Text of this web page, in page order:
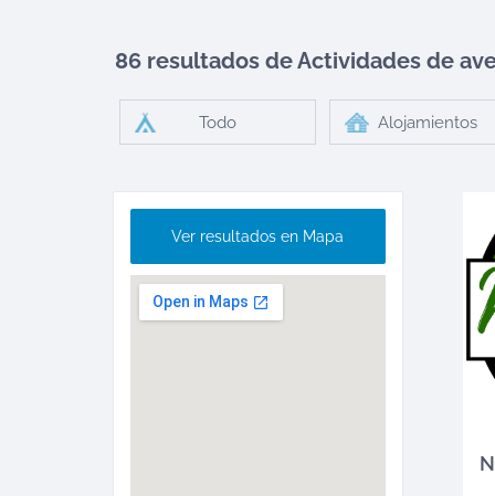
86 resultados de Actividades de
Todo Alojamientos
Ver resultados en Mapa